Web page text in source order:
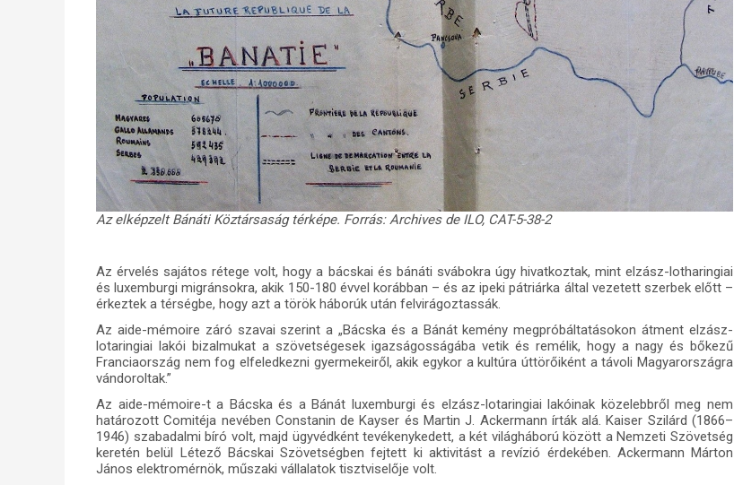
Az elképzelt Bánáti Köztársaság térképe. Forrás:Archives de ILO, CAT-5-38-2
Az érvelés sajátos rétege volt, hogy a bácskai és bánáti svábokra úgy hivatkoztak, mint elzász-lotharingiai
és luxemburgi migránsokra, akik 150-180 évvel korábban – és az ipeki pátriárka által vezetett szerbek előtt –
érkeztek a térségbe, hogy azt a török háborúk után felvirágoztassák.
Az aide-mémoire záró szavai szerint a „Bácska és a Bánát kemény megpróbáltatásokon átment elzász-
lotaringiai lakói bizalmukat a szövetségesek igazságosságába vetik és remélik, hogy a nagy és bőkezű
Franciaország nem fog elfeledkezni gyermekeiről, akik egykor a kultúra úttörőiként a távoli Magyarországra
vándoroltak.”
Az aide-mémoire-t a Bácska és a Bánát luxemburgi és elzász-lotaringiai lakóinak közelebbről meg nem
határozott Comitéja nevében Constanin de Kayser és Martin J. Ackermann írták alá. Kaiser Szilárd (1866–
1946) szabadalmi bíró volt, majd ügyvédként tevékenykedett, a két világháború között a Nemzeti Szövetség
keretén belül Létező Bácskai Szövetségben fejtett ki aktivitást a revízió érdekében. Ackermann Márton
János elektromérnök, műszaki vállalatok tisztviselője volt.